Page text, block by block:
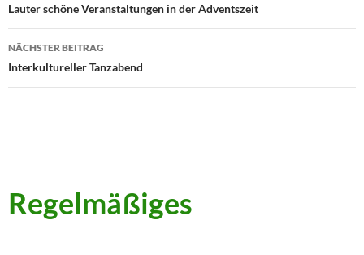
Lauter schöne Veranstaltungen in der Adventszeit
NÄCHSTER BEITRAG
Interkultureller Tanzabend
Regelmäßiges